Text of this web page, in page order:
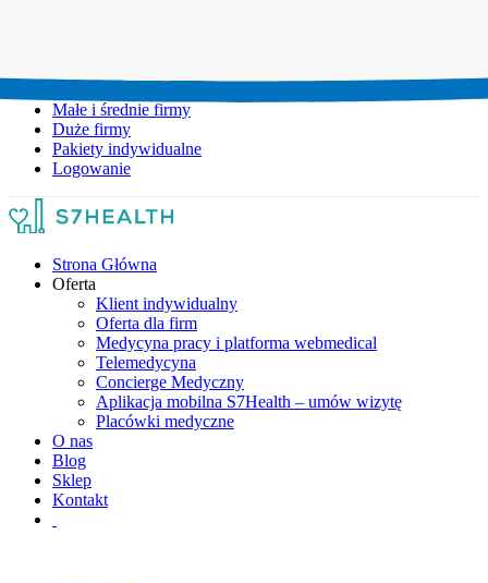
Małe i średnie firmy
Duże firmy
Pakiety indywidualne
Logowanie
Strona Główna
Oferta
Klient indywidualny
Oferta dla firm
Medycyna pracy i platforma webmedical
Telemedycyna
Concierge Medyczny
Aplikacja mobilna S7Health – umów wizytę
Placówki medyczne
O nas
Blog
Sklep
Kontakt